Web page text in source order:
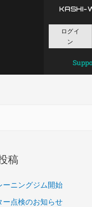
KASHI-
ログイ
ン
稿
ーニングジム開始
ー点検のお知らせ